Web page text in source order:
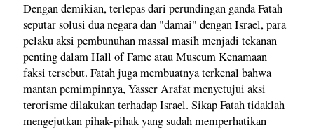
Dengan demikian, terlepas dari perundingan ganda Fatah
seputar solusi dua negara dan "damai" dengan Israel, para
pelaku aksi pembunuhan massal masih menjadi tekanan
penting dalam Hall of Fame atau Museum Kenamaan
faksi tersebut. Fatah juga membuatnya terkenal bahwa
mantan pemimpinnya, Yasser Arafat menyetujui aksi
terorisme dilakukan terhadap Israel. Sikap Fatah tidaklah
mengejutkan pihak-pihak yang sudah memperhatikan